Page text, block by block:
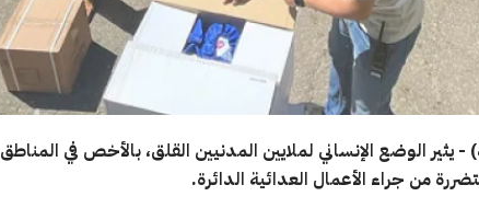
يثير الوضع الإنساني لملايين المدنيين القلق، بالأخص في المناطق
من جراء الأعمال العدائية الدائرة.